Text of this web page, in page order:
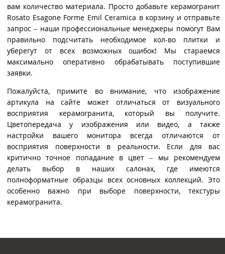
вам количество материала. Просто добавьте керамогранит
Rosato Esagone Forme Emil Ceramica в корзину и отправьте
запрос – наши профессиональные менеджеры помогут Вам
правильно подсчитать необходимое кол-во плитки и
уберегут от всех возможных ошибок! Мы стараемся
максимально оперативно обрабатывать поступившие
заявки.
Пожалуйста, примите во внимание, что изображение
артикула на сайте может отличаться от визуального
восприятия керамогранита, который вы получите.
Цветопередача у изображения или видео, а также
настройки вашего монитора всегда отличаются от
восприятия поверхности в реальности. Если для вас
критично точное попадание в цвет – мы рекомендуем
делать выбор в наших салонах, где имеются
полноформатные образцы всех основных коллекций. Это
особенно важно при выборе поверхности, текстуры
керамогранита.